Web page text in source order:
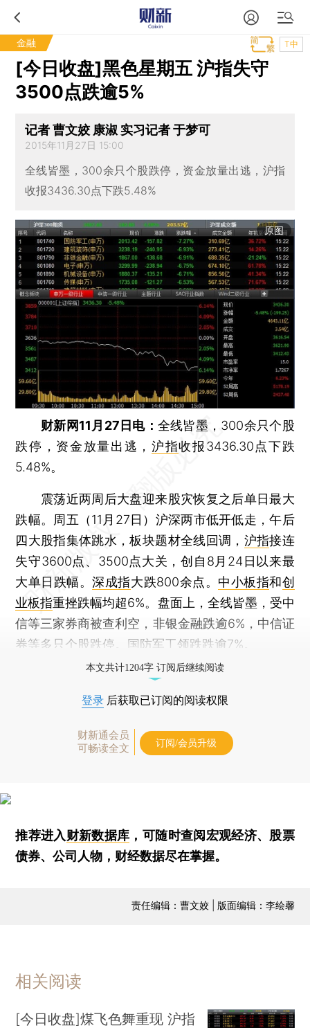
金融 T中
[今日收盘]黑色星期五 沪指失守
3500点跌逾5%
记者 曹文姣 康淑 实习记者 于梦可
2015年11月27日 15:00
全线皆墨，300余只个股跌停，资金放量出逃，沪指
收报3436.30点下跌5.48%
原图
财新网11月27日电： 全线皆墨，300余只个股
跌停，资金放量出逃， 沪指收报3436.30点下跌
5.48%。
震荡近两周后大盘迎来股灾恢复之后单日最大
跌幅。周五（11月27日）沪深两市低开低走，午后
四大股指集体跳水，板块题材全线回调， 沪指接连
失守3600点、3500点大关，创自8月24日以来最
大单日跌幅。深成指大跌800余点。 中小板指和创
业板指重挫跌幅均超6%。盘面上，全线皆墨，受中
信等三家券商被查利空，非银金融跌逾6%，中信证
券等多只个股跌停。国防军工领跌跌逾7%。
本文共计1204字 订阅后继续阅读
登录 后获取已订阅的阅读权限
财新通会员
可畅读全文
订阅/会员升级
推荐进入财新数据库 ，可随时查阅宏观经济、股票
债券、公司人物，财经数据尽在掌握。
责任编辑：曹文姣 | 版面编辑：李绘馨
相关阅读
[今日收盘]煤飞色舞重现 沪指